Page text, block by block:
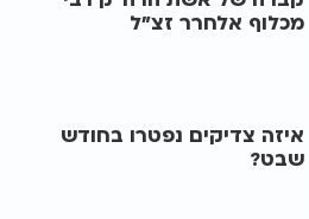
מכלוף אלחרר זצ"ל
איזה צדיקים נפטרו בחודש
שבט?